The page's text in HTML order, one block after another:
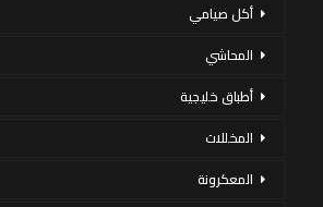
أكل صيامي
المحاشي
أطباق خليجية
المخللات
المعكرونة